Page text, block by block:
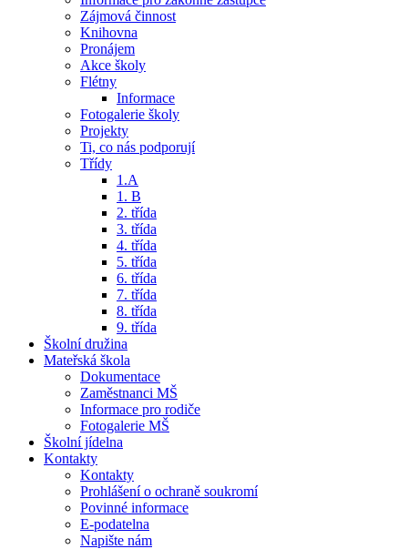
Zájmová činnost
Knihovna
Pronájem
Akce školy
Flétny
Informace
Fotogalerie školy
Projekty
Ti, co nás podporují
Třídy
1.A
1. B
2. třída
3. třída
4. třída
5. třída
6. třída
7. třída
8. třída
9. třída
Školní družina
Mateřská škola
Dokumentace
Zaměstnanci MŠ
Informace pro rodiče
Fotogalerie MŠ
Školní jídelna
Kontakty
Kontakty
Prohlášení o ochraně soukromí
Povinné informace
E-podatelna
Napište nám